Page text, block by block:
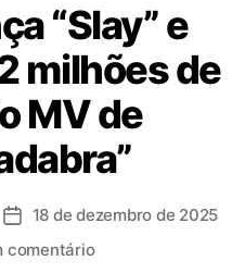
B
R
E
A
K
t
e
g
o
r
i
a
“Slay” e
milhões de
MV de
D 18 de dezembro de 2025
comentárioe